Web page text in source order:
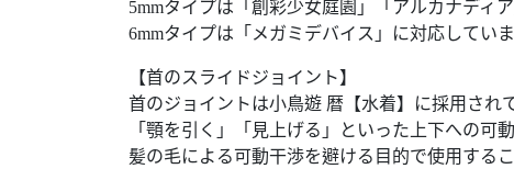
5mmタイプは「創彩少女庭園」「アルカナディ
6mmタイプは「メガミデバイス」に対応してい
【首のスライドジョイント】
首のジョイントは小鳥遊 暦【水着】に採用され
「顎を引く」「見上げる」といった上下への可
髪の毛による可動干渉を避ける目的で使用する